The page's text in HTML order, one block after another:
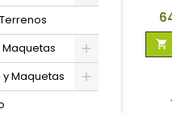
Maquetas
